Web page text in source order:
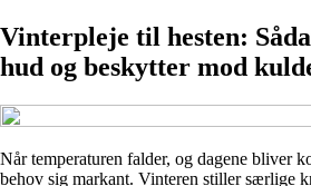
Vinterpleje til hesten:
hud og beskytter mod
Når temperaturen falder, og dagene bliver
behov sig markant. Vinteren stiller særlige